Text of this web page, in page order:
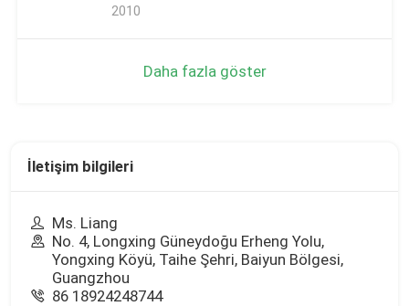
2010
Daha fazla göster
İletişim bilgileri
Ms. Liang
No. 4, Longxing Güneydoğu Erheng Yolu,
Yongxing Köyü, Taihe Şehri, Baiyun Bölgesi,
Guangzhou
86 18924248744